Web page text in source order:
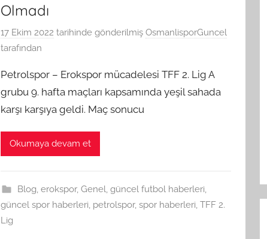
Olmadı
17 Ekim 2022 tarihinde gönderilmiş OsmanlisporGuncel
tarafından
Petrolspor – Erokspor mücadelesi TFF 2. Lig A
grubu 9. hafta maçları kapsamında yeşil sahada
karşı karşıya geldi. Maç sonucu
Okumaya devam et
Blog, erokspor, Genel, güncel futbol haberleri,
güncel spor haberleri, petrolspor,spor haberleri,TFF 2.
Lig